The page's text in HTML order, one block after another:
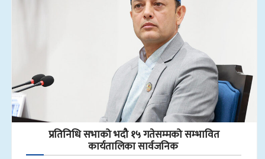
प्रतिनिधि सभाको भदौ १५ गतेसम्मको सम्भावित
कार्यतालिका सार्वजनिक